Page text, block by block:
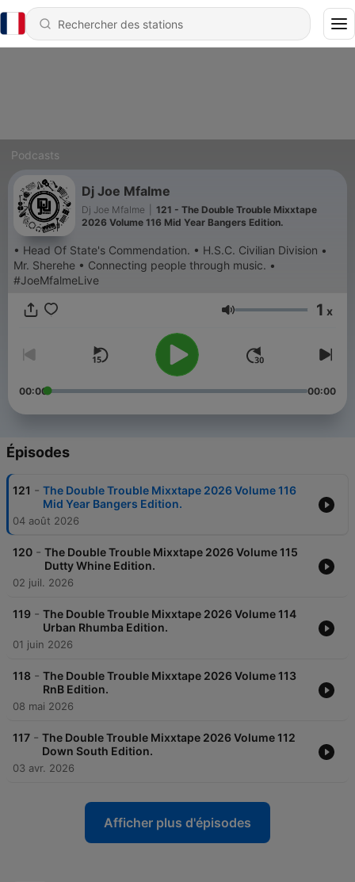
Podcasts
Dj Joe Mfalme
Dj Joe Mfalme
121 - The Double Trouble Mixxtape
2026 Volume 116 Mid Year Bangers Edition.
• Head Of State's Commendation. • H.S.C. Civilian Division •
Mr. Sherehe • Connecting people through music. •
#JoeMfalmeLive
Volume 1 x
00:00 00:00
Épisodes
121 - The Double Trouble Mixxtape 2026 Volume 116
Mid Year Bangers Edition.
04 août 2026
120 - The Double Trouble Mixxtape 2026 Volume 115
Dutty Whine Edition.
02 juil. 2026
119 - The Double Trouble Mixxtape 2026 Volume 114
Urban Rhumba Edition.
01 juin 2026
118 - The Double Trouble Mixxtape 2026 Volume 113
RnB Edition.
08 mai 2026
117 - The Double Trouble Mixxtape 2026 Volume 112
Down South Edition.
03 avr. 2026
Afficher plus d'épisodes